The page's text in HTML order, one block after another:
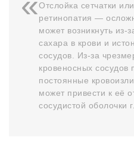
Отслойка сетчатки
ретинопатия —
может возникнуть из-
сахара в крови и
сосудов. Из-за
кровеносных сосудов
постоянные
может привести к её
сосудистой оболочки